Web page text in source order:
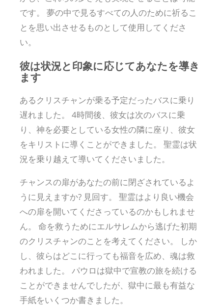
です。 夢の中で見るすべての人のために祈るこ
とを思い出させるものとして使用してくださ
い。
彼は状況と印象に応じてあなたを導き
ます
あるクリスチャンが乗る予定だったバスに乗り
遅れました。 4時間後、彼女は次のバスに乗
り、神を必要としている女性の隣に座り、彼女
をキリストに導くことができました。 聖霊は状
況を乗り越えて導いてくださいました。
チャンスの扉があなたの前に閉ざされているよ
うに見えますか? 見回す。 聖霊はより良い機会
への扉を開いてくださっているのかもしれませ
ん。 命を救うためにエルサレムから逃げた初期
のクリスチャンのことを考えてください。 しか
し、彼らはどこに行っても福音を広め、魂は救
われました。 パウロは獄中で宣教の旅を続ける
ことができませんでしたが、獄中に最も有益な
手紙をいくつか書きました。